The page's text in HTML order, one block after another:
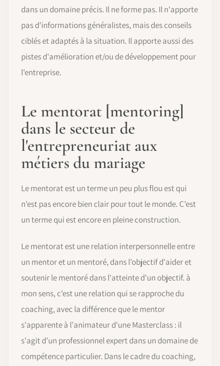
dans un domaine précis. Il ne forme pas. Il n'apporte
pas d'informations généralistes, mais des conseils
ciblés et adaptés à la situation. Il apporte aussi des
pistes d'amélioration et/ou de développement pour
l'entreprise.
Le mentorat [mentoring]
dans le secteur de
l'entrepreneuriat aux
métiers du mariage
Le mentorat est un terme un peu plus flou est qui
n'est pas encore bien clair pour tout le monde. C'est
un terme qui est encore en pleine construction.
Le mentorat est une relation interpersonnelle entre
un mentor et un mentoré, dans l'objectif d'aider et
soutenir le mentoré dans l'atteinte d'un objectif. à
mon sens, c'est une relation qui se rapproche du
coaching, avec la différence que le mentor
s'apparente à l'animateur d'une Masterclass : il
s'agit d’un professionnel expert dans un domaine de
compétence particulier. Dans le cadre du coaching,